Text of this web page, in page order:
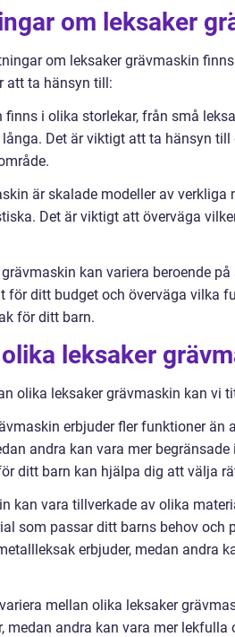
om leksaker
om leksaker grävmaskin
att ta hänsyn till:
finns i olika storlekar, från små
Det är viktigt att ta hänsyn
är skalade modeller av verkliga
Det är viktigt att överväga
kan variera beroende
för ditt budget och överväga vilka
för ditt barn.
leksaker
olika leksaker grävmaskin kan vi
erbjuder fler funktioner än
andra kan vara mer
ditt barn kan hjälpa dig att välja
kan vara tillverkade av olika
som passar ditt barns behov och
erbjuder, medan andra
mellan olika leksaker
medan andra kan vara mer